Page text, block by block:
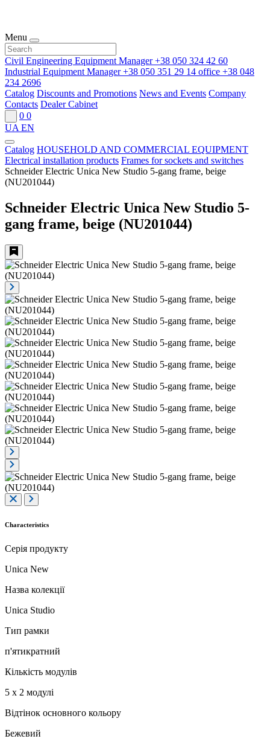
Menu
Civil Engineering Equipment Manager+38 050 324 42 60
Industrial Equipment Manager+38 050 351 29 14 office +38 048
234 2696
Catalog Discounts and Promotions News and Events Company
Contacts Dealer Cabinet
0 0
UA EN
Catalog HOUSEHOLD AND COMMERCIAL EQUIPMENT
Electrical installation products Frames for sockets and switches
Schneider Electric Unica New Studio 5-gang frame, beige
(NU201044)
Schneider Electric Unica New Studio 5-
gang frame, beige (NU201044)
Characteristics
Серія продукту
Unica New
Назва колекції
Unica Studio
Тип рамки
п'ятикратний
Кількість модулів
5 х 2 модулі
Відтінок основного кольору
Бежевий